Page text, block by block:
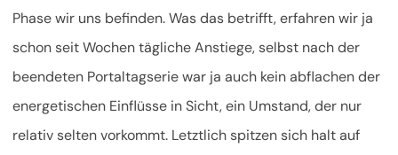
Phase wir uns befinden. Was das betrifft, erfahren wir ja
schon seit Wochen tägliche Anstiege, selbst nach der
beendeten Portaltagserie war ja auch kein abflachen der
energetischen Einflüsse in Sicht, ein Umstand, der nur
relativ selten vorkommt. Letztlich spitzen sich halt auf